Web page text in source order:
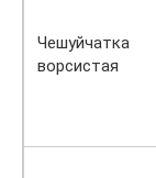
Чешуйчатка
ворсистая